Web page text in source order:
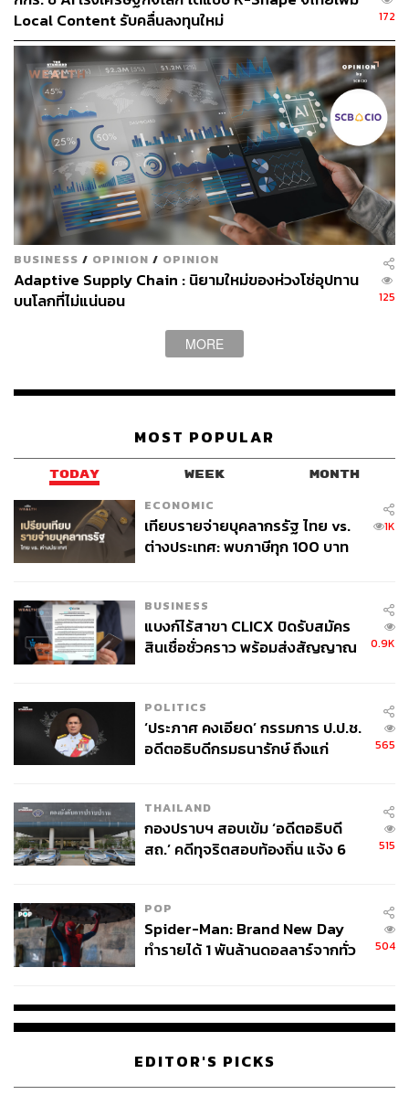
ทั้งนี้ DayOne ได้รับการส่งเสริมการลงทุนจากบีโอไอใน
กิจการ Data Center ภายใต้ชื่อบริษัท ดิจิทัลแลนด์ เซอร์วิส
เซส (ประเทศไทย) จำกัด โดยมีบริษัทแม่คือ GDS IDC
Services PTE Ltd. มีสำนักงานใหญ่อยู่ที่สิงคโปร์ ปัจจุบันมี
Data Center ให้บริการอยู่แล้วในหลายประเทศ ทั้งเอเชีย
แปซิฟิกและยุโรป สำหรับโครงการในไทย ตั้งอยู่ในนิคม
อุตสาหกรรมอมตะซิตี้ จังหวัดชลบุรี ด้วยเงินลงทุนในเฟสแรก
กว่า 28,000 ล้านบาท
กลุ่มลูกค้าหลักที่ใช้บริการ เช่น ผู้ให้บริการระบบคลาวด์ใน
สหรัฐอเมริกาและจีน สถาบันการเงิน กลุ่มธุรกิจขนาดใหญ่
ด้านเทคโนโลยี กลุ่มธุรกิจด้านการพัฒนา AI เป็นต้น ซึ่ง
ความต้องการใช้บริการ Data Center กำลังขยายตัวต่อ
เนื่องจากธุรกิจคลาวด์ AI และการเติบโตของเศรษฐกิจดิจิทัล
สามารถติดตาม THE STANDARD WEALTH
TAGS: สถาบันเทคโนโลยีพระจอมเกล้าเจ้าคุณทหารลาดกระบัง
Hitachi
Data Center
นฤตม์ เทอดสถีรศักดิ์
ปัญญาประดิษฐ์ (Artificial intelligence - AI)
ABOUT THE AUTHOR
THE STANDARD WEALTH
Local Content รับคลื่นลงทุนใหม่
172
BUSINESS / OPINION / OPINION
Adaptive Supply Chain : นิยามใหม่ของห่วงโซ่อุปทาน
บนโลกที่ไม่แน่นอน
125
MORE
MOST POPULAR
TODAY WEEK MONTH
ECONOMIC
เทียบรายจ่ายบุคลากรรัฐ ไทย vs.
ต่างประเทศ: พบภาษีทุก 100 บาท
1K
BUSINESS
แบงก์ไร้สาขา CLICX ปิดรับสมัคร
สินเชื่อชั่วคราว พร้อมส่งสัญญาณ
0.9K
POLITICS
‘ประภาศ คงเอียด’ กรรมการ ป.ป.ช.
อดีตอธิบดีกรมธนารักษ์ ถึงแก่
565
THAILAND
กองปราบฯ สอบเข้ม ‘อดีตอธิบดี
สถ.’ คดีทุจริตสอบท้องถิ่น แจ้ง 6
515
POP
Spider-Man: Brand New Day
ทำรายได้ 1 พันล้านดอลลาร์จากทั่ว
504
EDITOR'S PICKS